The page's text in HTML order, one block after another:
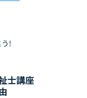
!
士講座